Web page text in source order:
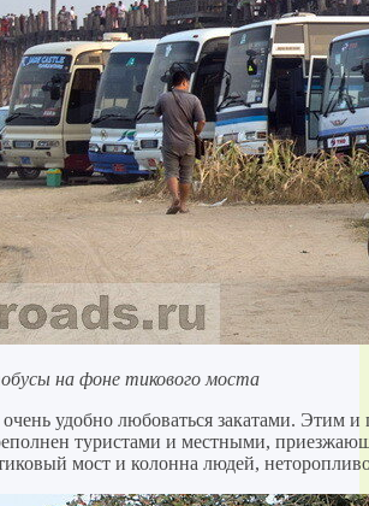
на фоне тикового моста
удобно любоваться закатами. Этим и
туристами и местными,
мост и колонна людей,